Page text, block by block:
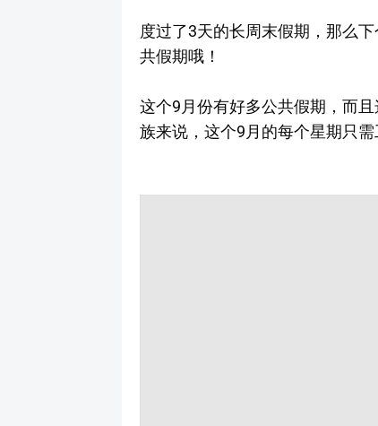
度过了3天的长周末假期，那么
共假期哦！
这个9月份有好多公共假期，而
族来说，这个9月的每个星期只需